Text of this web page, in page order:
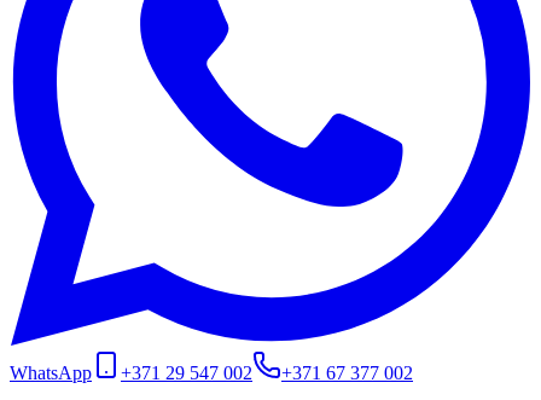
WhatsApp +371 29 547 002
+371 67 377 002